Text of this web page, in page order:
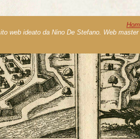
web ideato da Nino De Stefano. Web